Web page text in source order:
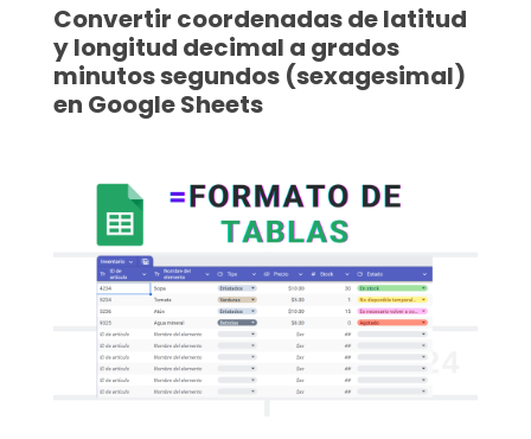
Convertir coordenadas de latitud
y longitud decimal a grados
minutos segundos (sexagesimal)
en Google Sheets